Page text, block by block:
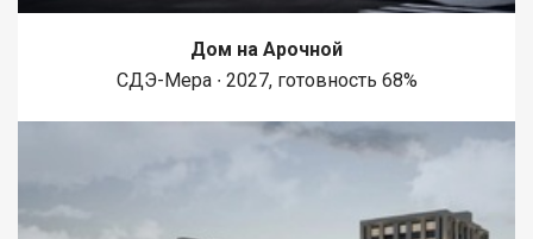
Дом на Арочной
СДЭ-Мера ∙ 2027, готовность 68%